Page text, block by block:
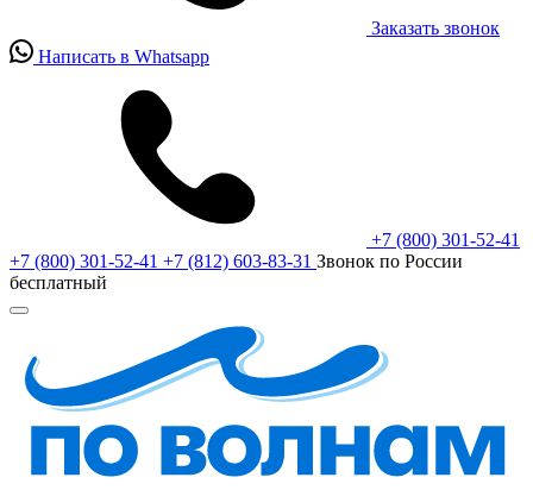
Заказать звонок
Написать в Whatsapp
+7 (800) 301-52-41
+7 (800) 301-52-41 +7 (812) 603-83-31 Звонок по России
бесплатный